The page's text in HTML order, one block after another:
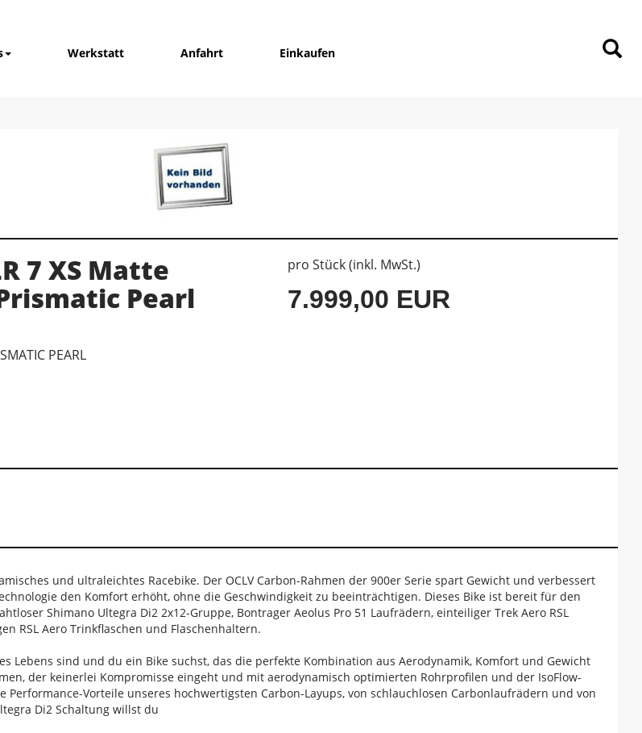
Werkstatt Anfahrt Einkaufen
7 XS Matte
Pearl
PEARL
pro Stück (inkl. MwSt.)
7.999,00 EUR
und ultraleichtes Racebike. Der OCLV Carbon-Rahmen der 900er Serie spart Gewicht und verbessert
den Komfort erhöht, ohne die Geschwindigkeit zu beeinträchtigen. Dieses Bike ist bereit für den
Shimano Ultegra Di2 2x12-Gruppe, Bontrager Aeolus Pro 51 Laufrädern, einteiliger Trek Aero RSL
RSL Aero Trinkflaschen und Flaschenhaltern.
Lebens sind und du ein Bike suchst, das die perfekte Kombination aus Aerodynamik, Komfort und Gewicht
der keinerlei Kompromisse eingeht und mit aerodynamisch optimierten Rohrprofilen und der IsoFlow-
Vorteile unseres hochwertigsten Carbon-Layups, von schlauchlosen Carbonlaufrädern und von
Di2 Schaltung willst du